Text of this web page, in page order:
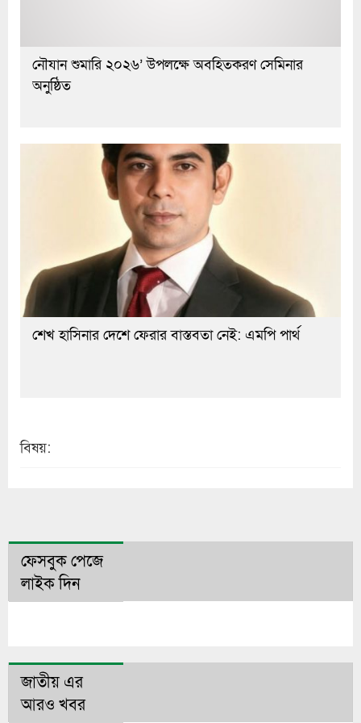
নৌযান শুমারি ২০২৬’ উপলক্ষে অবহিতকরণ সেমিনার
অনুষ্ঠিত
শেখ হাসিনার দেশে ফেরার বাস্তবতা নেই: এমপি পার্থ
বিষয়:
ফেসবুক পেজে
লাইক দিন
জাতীয় এর
আরও খবর